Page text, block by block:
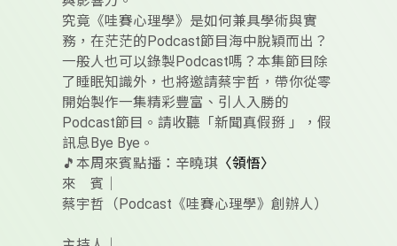
究竟《哇賽心理學》是如何兼具學術與實
務，在茫茫的Podcast節目海中脫穎而出？
一般人也可以錄製Podcast嗎？本集節目除
了睡眠知識外，也將邀請蔡宇哲，帶你從零
開始製作一集精彩豐富、引人入勝的
Podcast節目。請收聽「新聞真假掰 」，假
訊息Bye Bye。
🎵本周來賓點播：辛曉琪 〈領悟〉
來 賓｜
蔡宇哲（Podcast《哇賽心理學》創辦人）